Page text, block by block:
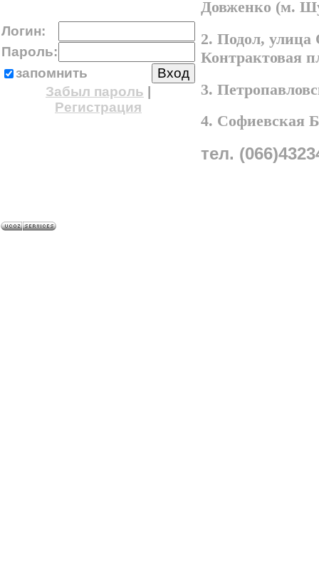
Логин:
Пароль:
запомнить
Забыл пароль
Регистрация
Довженко (м.
2. Подол,
Контрактовая
3.
4. Софиевская
тел.